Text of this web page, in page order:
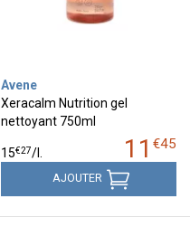
Avene
Xeracalm Nutrition gel
nettoyant 750ml
11 €45
15€27/l.
AJOUTER